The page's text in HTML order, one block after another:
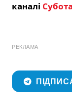
каналі
РЕКЛАМА